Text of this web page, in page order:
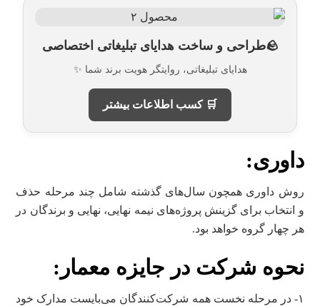
🪨طراحی و ساخت هدایای تبلیغاتی اختصاصی
هدایای تبلیغاتی، روایتگر هویت برند شما ✨
🛒 کسب اطلاعات بیشتر
داوری:
روش داوری همچون سال‌های گذشته شامل چند مرحله حذف
و انتخاب برای گزینش پروژه‌های نیمه‌ نهایی، نهایی و برندگان در
هر چهار گروه خواهد بود.
نحوه شرکت در جایزه معمار:
۱- در مرحله‌ نخست همه ‌شرکت‌کنندگان می‌بایست مدارک خود